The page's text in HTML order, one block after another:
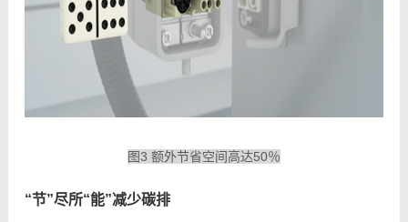
图3 额外节省空间高达50％
“节”尽所“能”减少碳排